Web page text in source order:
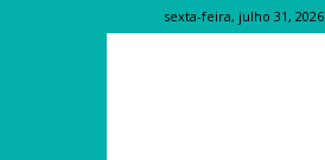
sexta-feira, julho 31, 2026